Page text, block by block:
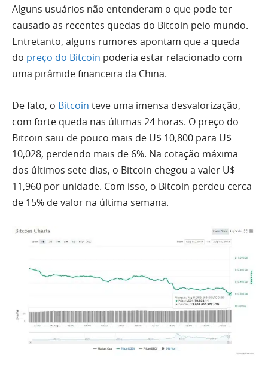
Alguns usuários não entenderam o que pode ter
causado as recentes quedas do Bitcoin pelo mundo.
Entretanto, alguns rumores apontam que a queda
do preço do Bitcoin poderia estar relacionado com
uma pirâmide financeira da China.
De fato, o Bitcoin teve uma imensa desvalorização,
com forte queda nas últimas 24 horas. O preço do
Bitcoin saiu de pouco mais de U$ 10,800 para U$
10,028, perdendo mais de 6%. Na cotação máxima
dos últimos sete dias, o Bitcoin chegou a valer U$
11,960 por unidade. Com isso, o Bitcoin perdeu cerca
de 15% de valor na última semana.